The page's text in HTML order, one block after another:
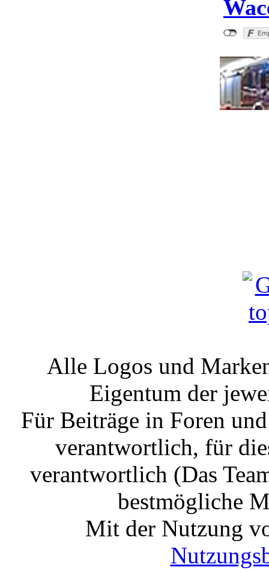
Alle Logos und
Eigentum der
Für Beiträge in Foren
verantwortlich, für
verantwortlich (Das
bestmögliche
Mit der Nutzung